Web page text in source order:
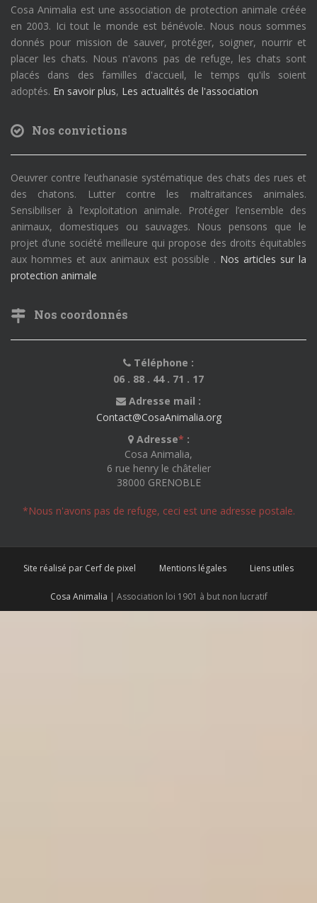
Cosa Animalia est une association de protection animale créée
en 2003. Ici tout le monde est bénévole. Nous nous sommes
donnés pour mission de sauver, protéger, soigner, nourrir et
placer les chats. Nous n'avons pas de refuge, les chats sont
placés dans des familles d'accueil, le temps qu'ils soient
adoptés. En savoir plus, Les actualités de l'association
Nos convictions
Oeuvrer contre l’euthanasie systématique des chats des rues et
des chatons. Lutter contre les maltraitances animales.
Sensibiliser à l’exploitation animale. Protéger l’ensemble des
animaux, domestiques ou sauvages. Nous pensons que le
projet d’une société meilleure qui propose des droits équitables
aux hommes et aux animaux est possible . Nos articles sur la
protection animale
Nos coordonnés
Téléphone :
06 . 88 . 44 . 71 . 17
Adresse mail :
Contact@CosaAnimalia.org
Adresse* :
Cosa Animalia,
6 rue henry le châtelier
38000 GRENOBLE
*Nous n'avons pas de refuge, ceci est une adresse postale.
Site réalisé par Cerf de pixel Mentions légales Liens utiles
Cosa Animalia | Association loi 1901 à but non lucratif